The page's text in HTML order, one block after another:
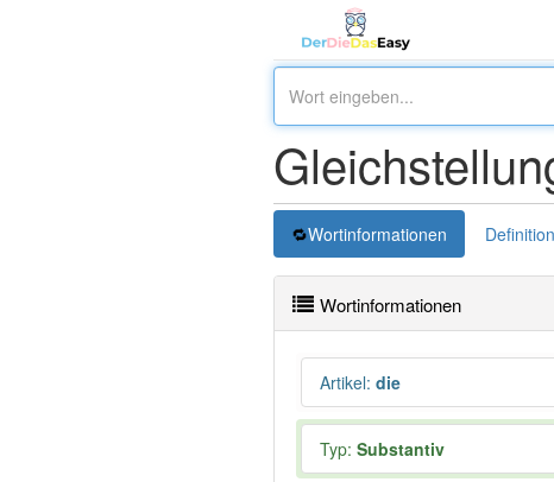
Wortinformationen Definition
Wortinformationen
Artikel: die
Typ: Substantiv